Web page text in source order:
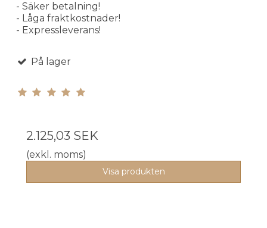
- Säker betalning!
- Låga fraktkostnader!
- Expressleverans!
På lager
2.125,03 SEK
(exkl. moms)
Visa produkten